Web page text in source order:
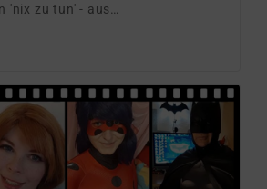
'nix zu tun' - aus…